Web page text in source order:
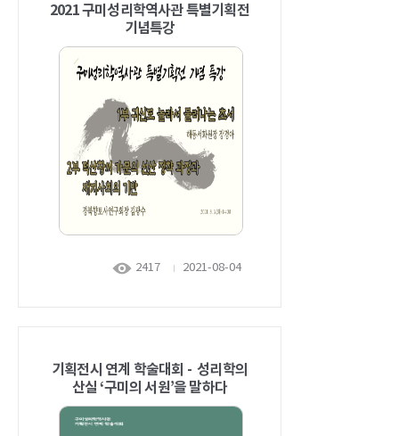
2021 구미성리학역사관 특별기획전
기념특강
2417 2021-08-04
기획전시 연계 학술대회 - 성리학의
산실 ‘구미의 서원’을 말하다